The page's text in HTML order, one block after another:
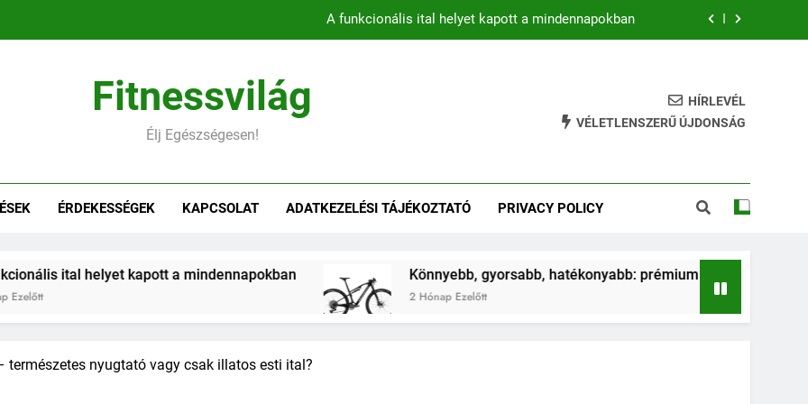
A funkcionális ital helyet kapott a mindennapokban
Belső comb edzés otthon – 5 hatékony gyakorlat feszesebb lábakért
Könnyebb, gyorsabb, hatékonyabb: prémium mountain bike-ok 2026-ban
Fitnessvilág
Élj Egészségesen!
HÍRLEVÉL
VÉLETLENSZERŰ ÚJDONSÁG
ÉRDEKESSÉGEK KAPCSOLAT ADATKEZELÉSI TÁJÉKOZTATÓ PRIVACY POLICY
helyet kapott a mindennapokban Könnyebb, gyorsabb, hatékonyabb: prémium mountain bike-ok 2026-ban
2 Hónap Ezelőtt
természetes nyugtató vagy csak illatos esti ital?